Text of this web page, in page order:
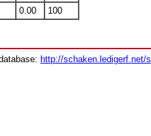
0.00 100
http://schaken.ledigerf.net/